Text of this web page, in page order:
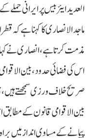
العدید ایئر بیس پر ایرانی
ماجد الانصاری کا کہنا ہے کہ
مذمت کرتا ہے، انصاری نے
اس کی فضائی حدود، بین
صریح خلاف ورزی سمجھتے
بین الاقوامی قانون کے
پیمانے کے مساوی انداز میں